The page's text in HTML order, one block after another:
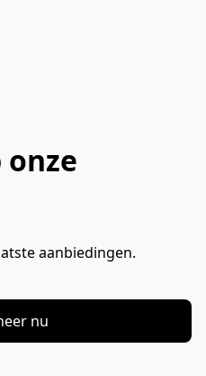
aanbiedingen.
nu